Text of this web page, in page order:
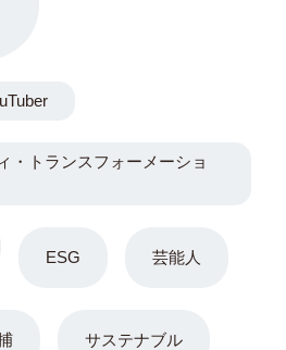
ESG 芸能人
サステナブル
・トランスフォーメーショ